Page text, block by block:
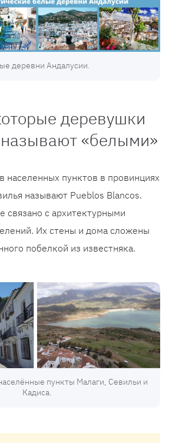
деревни Андалусии.
деревушки
«белыми»
населенных пунктов в провинциях
называют Pueblos Blancos.
связано с архитектурными
Их стены и дома сложены
побелкой из известняка.
пункты Малаги, Севильи и
Кадиса.